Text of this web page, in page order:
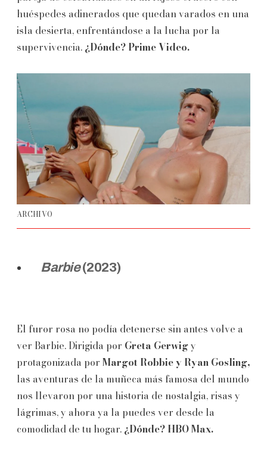
huéspedes adinerados que quedan varados en una
isla desierta, enfrentándose a la lucha por la
supervivencia. ¿Dónde? Prime Video.
ARCHIVO
Barbie(2023)
El furor rosa no podía detenerse sin antes volve a
ver Barbie. Dirigida por Greta Gerwigy
protagonizada por Margot Robbie y Ryan Gosling,
las aventuras de la muñeca más famosa del mundo
nos llevaron por una historia de nostalgia, risas y
lágrimas, y ahora ya la puedes ver desde la
comodidad de tu hogar. ¿Dónde? HBO Max.